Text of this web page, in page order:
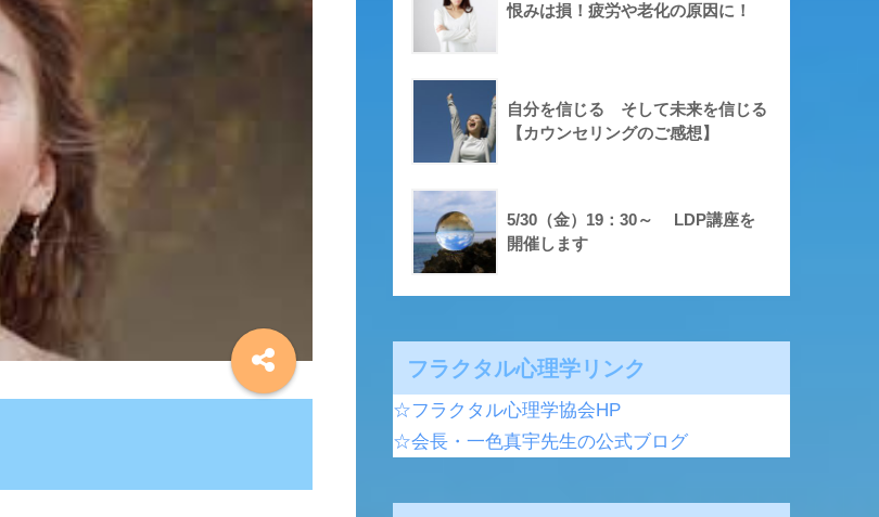
恨みは損！疲労や老化の原因に！
自分を信じる そして未来を信じる
【カウンセリングのご感想】
5/30（金）19：30～ LDP講座を
開催します
フラクタル心理学リンク
☆フラクタル心理学協会HP
☆会長・一色真宇先生の公式ブログ